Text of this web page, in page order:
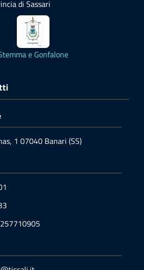
di Sassari
e Gonfalone
1 07040 Banari (SS)